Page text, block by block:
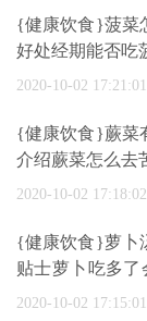
{健康饮食}菠菜
好处经期能否吃
2020-10-02 17:21:01
{健康饮食}蕨菜
介绍蕨菜怎么去
2020-10-02 17:18:02
{健康饮食}萝卜
贴士萝卜吃多了
处
2020-10-02 17:15:01